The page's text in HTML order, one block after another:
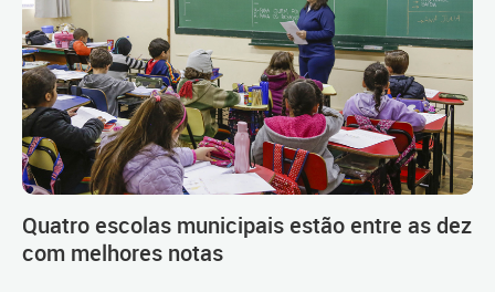
Quatro escolas municipais estão entre as dez
com melhores notas